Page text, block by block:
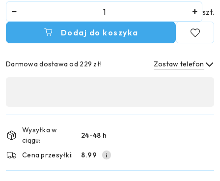
szt.
Dodaj do koszyka
Darmowa dostawa od 229 zł! Zostaw telefon
płatność
dostawa
Wysyłka w
ciągu:
24-48 h
Cena przesyłki: 8.99